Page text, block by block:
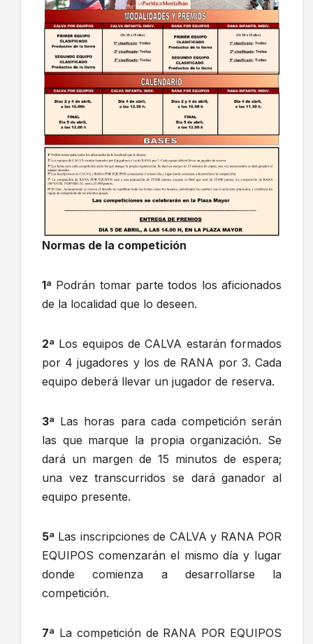
Normas de la competición
1ª Podrán tomar parte todos los aficionados
de la localidad que lo deseen.
2ª Los equipos de CALVA estarán formados
por 4 jugadores y los de RANA por 3. Cada
equipo deberá llevar un jugador de reserva.
3ª Las horas para cada competición serán
las que marque la propia organización. Se
dará un margen de 15 minutos de espera;
una vez transcurridos se dará ganador al
equipo presente.
5ª Las inscripciones de CALVA y RANA POR
EQUIPOS comenzarán el mismo día y lugar
donde comienza a desarrollarse la
competición.
7ª La competición de RANA POR EQUIPOS